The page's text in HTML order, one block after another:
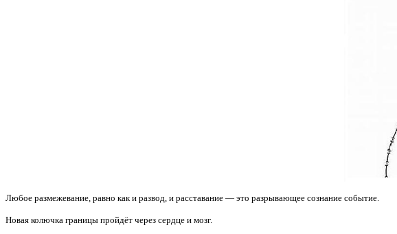
Любое размежевание, равно как и развод, и расставание — это разрывающее сознание событие.
Новая колючка границы пройдёт через сердце и мозг.